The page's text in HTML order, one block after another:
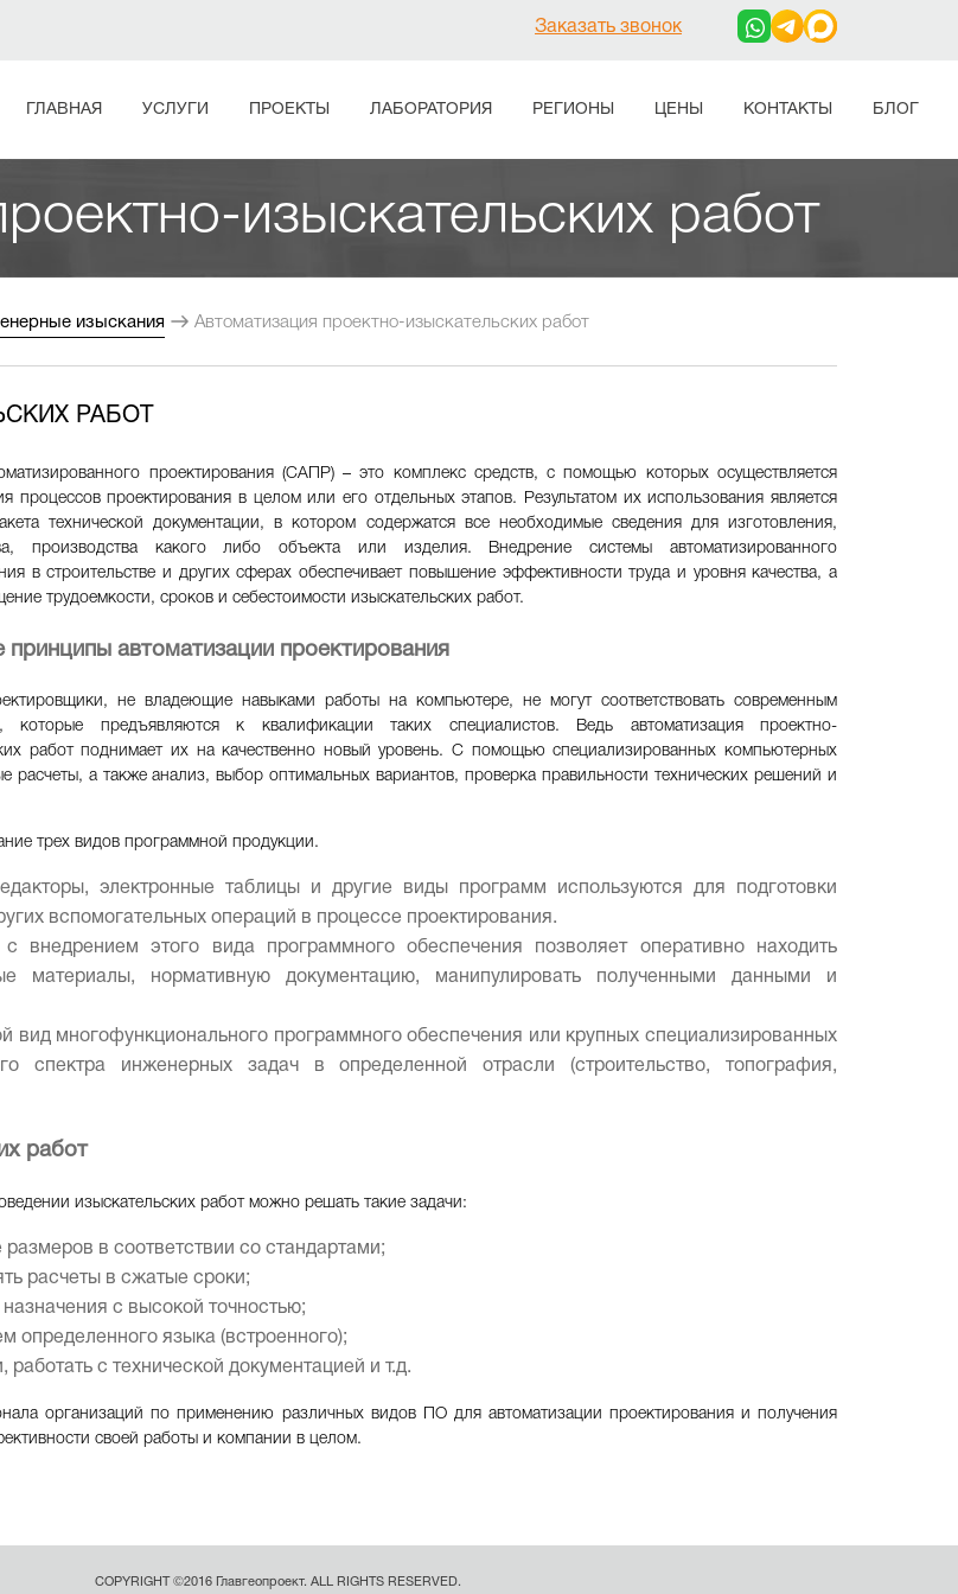
Заказать звонок
ГЛАВНАЯ УСЛУГИ ПРОЕКТЫ ЛАБОРАТОРИЯ РЕГИОНЫ ЦЕНЫ КОНТАКТЫ БЛОГ
изыскательских работ
изыскания Автоматизация проектно-изыскательских работ
РАБОТ
проектирования (САПР) – это комплекс средств, с помощью которых осуществляется
процессов проектирования в целом или его отдельных этапов. Результатом их использования является
технической документации, в котором содержатся все необходимые сведения для изготовления,
производства какого либо объекта или изделия. Внедрение системы автоматизированного
в строительстве и других сферах обеспечивает повышение эффективности труда и уровня качества, а
трудоемкости, сроков и себестоимости изыскательских работ.
автоматизации проектирования
не владеющие навыками работы на компьютере, не могут соответствовать современным
которые предъявляются к квалификации таких специалистов. Ведь автоматизация проектно-
работ поднимает их на качественно новый уровень. С помощью специализированных компьютерных
а также анализ, выбор оптимальных вариантов, проверка правильности технических решений и
трех видов программной продукции.
электронные таблицы и другие виды программ используются для подготовки
вспомогательных операций в процессе проектирования.
внедрением этого вида программного обеспечения позволяет оперативно находить
материалы, нормативную документацию, манипулировать полученными данными и
вид многофункционального программного обеспечения или крупных специализированных
спектра инженерных задач в определенной отрасли (строительство, топография,
работ
изыскательских работ можно решать такие задачи:
в соответствии со стандартами;
расчеты в сжатые сроки;
с высокой точностью;
определенного языка (встроенного);
с технической документацией и т.д.
организаций по применению различных видов ПО для автоматизации проектирования и получения
своей работы и компании в целом.
COPYRIGHT ©2016 Главгеопроект. ALL RIGHTS RESERVED.